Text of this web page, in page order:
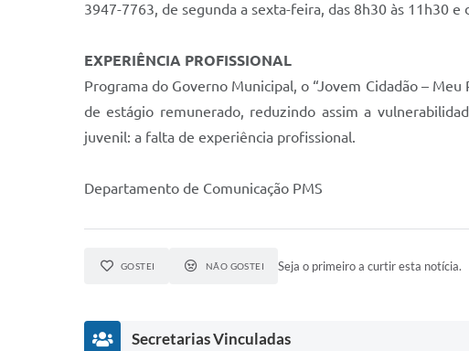
3947-7763, de segunda a sexta-feira, das 8h30 às 11h30 e
EXPERIÊNCIA PROFISSIONAL
Programa do Governo Municipal, o “Jovem Cidadão –
de estágio remunerado, reduzindo assim a
juvenil: a falta de experiência profissional.
Departamento de Comunicação PMS
GOSTEI NÃO GOSTEI Seja o primeiro a curtir esta notícia.
Secretarias Vinculadas